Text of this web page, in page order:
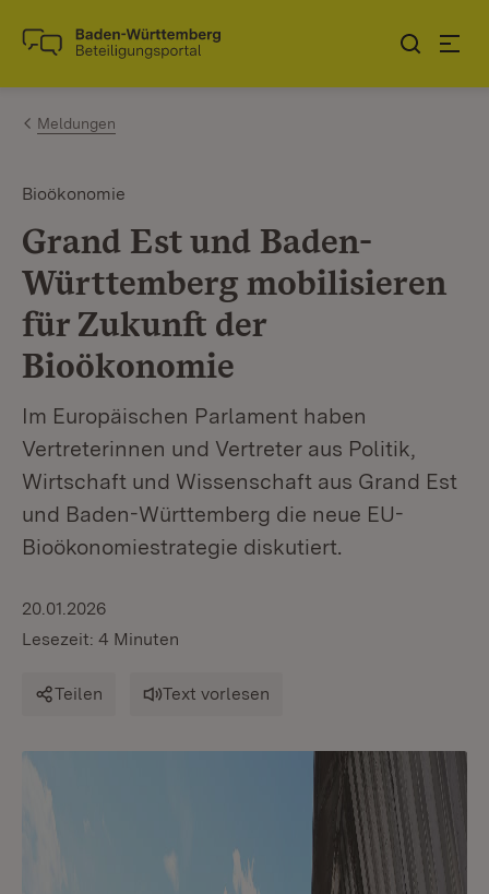
Zum Inhalt springen
Link zur Startseite
Meldungen
Bioökonomie
Grand Est und Baden-
Württemberg mobilisieren
für Zukunft der
Bioökonomie
Im Europäischen Parlament haben
Vertreterinnen und Vertreter aus Politik,
Wirtschaft und Wissenschaft aus Grand Est
und Baden-Württemberg die neue EU-
Bioökonomiestrategie diskutiert.
20.01.2026
Lesezeit: 4 Minuten
Teilen Text vorlesen